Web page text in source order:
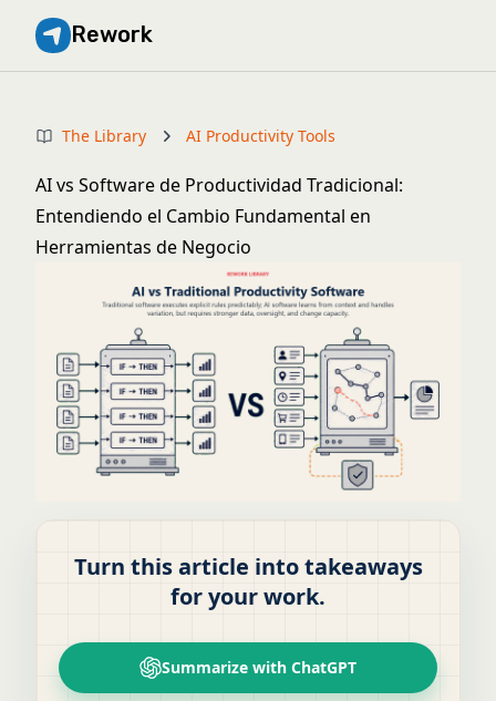
Rework
The Library AI Productivity Tools
AI vs Software de Productividad Tradicional:
Entendiendo el Cambio Fundamental en
Herramientas de Negocio
Turn this article into takeaways
for your work.
Summarize with ChatGPT